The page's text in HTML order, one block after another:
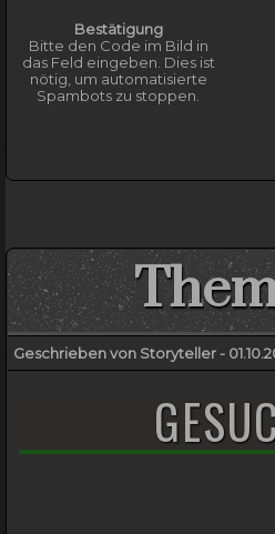
Bestätigung
Bitte den Code im Bild in
das Feld eingeben. Dies ist
nötig, um automatisierte
Spambots zu stoppen.
Geschrieben von Storyteller -